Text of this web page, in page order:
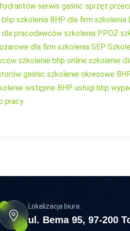
serwis gaśnic sprzęt
szkolenia BHP dla firm szkolenia
dla pracodawców szkolenia PPOŻ
dla firm szkolenia SEP
szkolenie bhp online szkolenie
gaśnic szkolenie okresowe
wstępne BHP usługi bhp
pracy
Lokalizacja biura:
ul. Bema 95, 97-200